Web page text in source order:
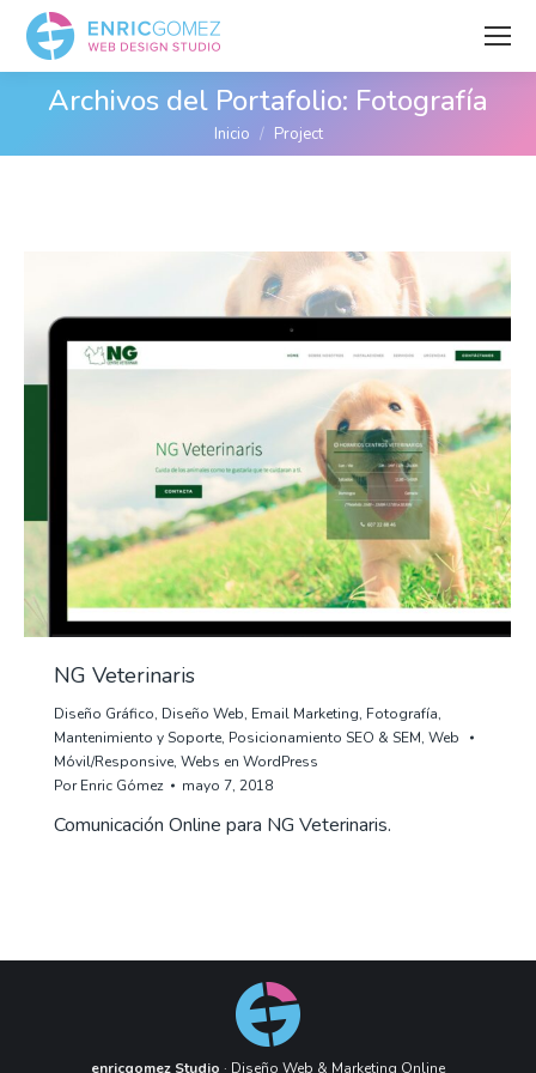
Archivos del Portafolio: Fotografía
Estás aquí:
Inicio Project
NG Veterinaris
Diseño Gráfico, Diseño Web, Email Marketing, Fotografía,
Mantenimiento y Soporte, Posicionamiento SEO & SEM, Web
Móvil/Responsive, Webs en WordPress
PorEnric Gómez mayo 7, 2018
Comunicación Online para NG Veterinaris.
enricgomez Studio · Diseño Web & Marketing Online